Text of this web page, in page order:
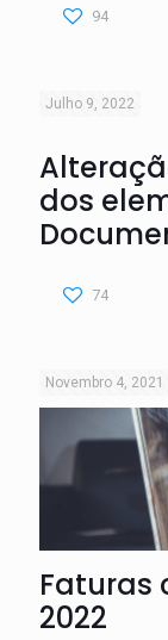
94
Julho 9, 2022
dos
74
Novembro 4, 2021
Faturas
2022